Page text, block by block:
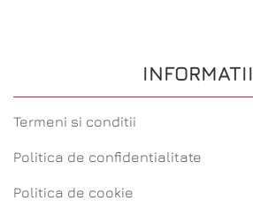
INFORMATII
Termeni si conditii
Politica de confidentialitate
Politica de cookie